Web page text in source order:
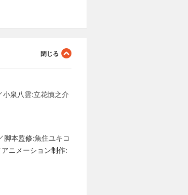
泉八雲:立花慎之介
脚本監修:魚住ユキコ
ニメーション制作: